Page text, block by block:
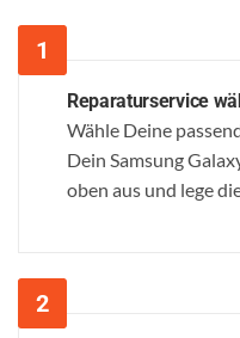
Reparaturservice
Wähle Deine
Dein Samsung
oben aus und lege